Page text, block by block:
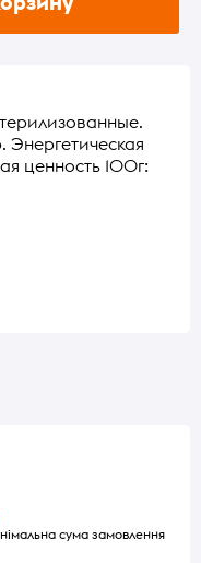
Энергетическая
ценность 100г:
сума замовлення